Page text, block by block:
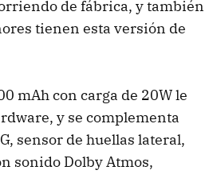
de fábrica, y también
tienen esta versión de
mAh con carga de 20W le
y se complementa
sensor de huellas lateral,
sonido Dolby Atmos,